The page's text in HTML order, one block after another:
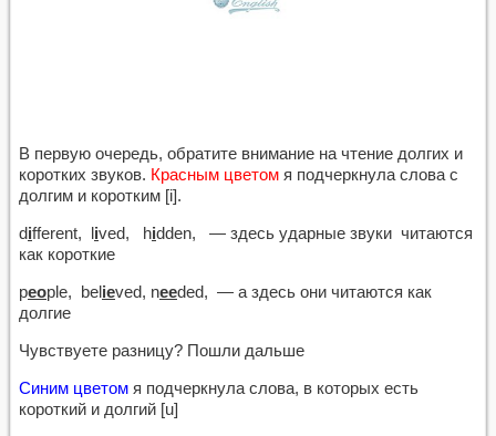
В первую очередь, обратите внимание на чтение долгих и
коротких звуков. Красным цветом я подчеркнула слова с
долгим и коротким [i].
different, lived, hidden, — здесь ударные звуки читаются
как короткие
people, believed, needed, — а здесь они читаются как
долгие
Чувствуете разницу? Пошли дальше
Синим цветом я подчеркнула слова, в которых есть
короткий и долгий [u]